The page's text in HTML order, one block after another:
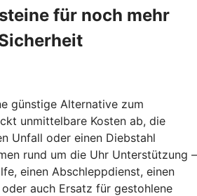
für noch mehr
günstige Alternative zum
unmittelbare Kosten ab, die
Unfall oder einen Diebstahl
rund um die Uhr Unterstützung –
einen Abschleppdienst, einen
auch Ersatz für gestohlene